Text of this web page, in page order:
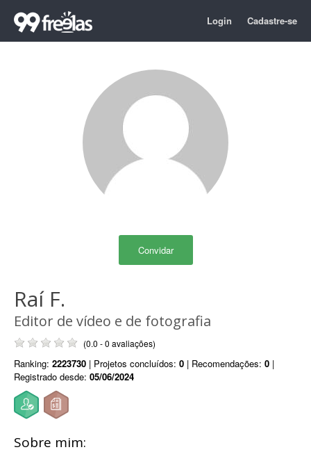
Login Cadastre-se
Convidar
Raí F.
Editor de vídeo e de fotografia
(0.0 - 0 avaliações)
Ranking: 2223730 | Projetos concluídos: 0 | Recomendações: 0 |
Registrado desde: 05/06/2024
Sobre mim: